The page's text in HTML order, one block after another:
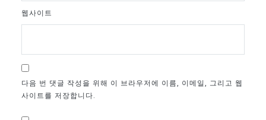
웹사이트
다음 번 댓글 작성을 위해 이 브라우저에 이름, 이메일, 그리고 웹
사이트를 저장합니다.